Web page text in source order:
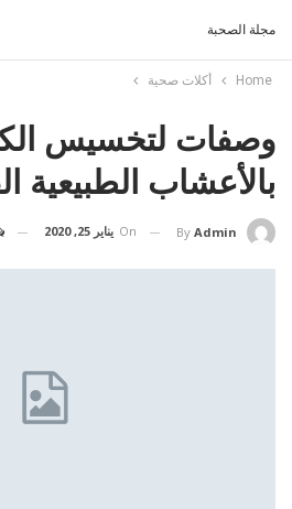
مجلة الصحبة
Home أكلات صحية
وصفات لتخسيس
بالأعشاب الطبيعية
By Admin
On يناير 25, 2020